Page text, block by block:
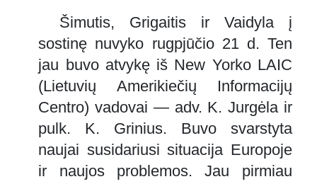
Šimutis, Grigaitis ir Vaidyla į
sostinę nuvyko rugpjūčio 21 d. Ten
jau buvo atvykę iš New Yorko LAIC
(Lietuvių Amerikiečių Informacijų
Centro) vadovai — adv. K. Jurgėla ir
pulk. K. Grinius. Buvo svarstyta
naujai susidariusi situacija Europoje
ir naujos problemos. Jau pirmiau